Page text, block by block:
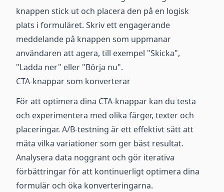
knappen stick ut och placera den på en logisk
plats i formuläret. Skriv ett engagerande
meddelande på knappen som uppmanar
användaren att agera, till exempel "Skicka",
"Ladda ner" eller "Börja nu".
CTA-knappar som konverterar
För att optimera dina CTA-knappar kan du testa
och experimentera med olika färger, texter och
placeringar. A/B-testning är ett effektivt sätt att
mäta vilka variationer som ger bäst resultat.
Analysera data noggrant och gör iterativa
förbättringar för att kontinuerligt optimera dina
formulär och öka konverteringarna.